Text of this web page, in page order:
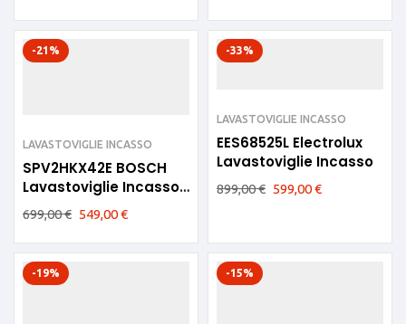
-21%
LAVASTOVIGLIE INCASSO
SPV2HKX42E BOSCH
Lavastoviglie Incasso
45cm
699,00€ 549,00€
-33%
LAVASTOVIGLIE INCASSO
EES68525L Electrolux
Lavastoviglie Incasso
899,00€ 599,00€
-19% -15%